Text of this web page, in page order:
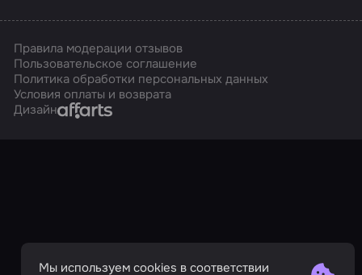
Правила модерации отзывов
Пользовательское соглашение
Политика обработки персональных данных
Условия оплаты и возврата
ДизайнAffarts
Мы используем cookies в соответствии